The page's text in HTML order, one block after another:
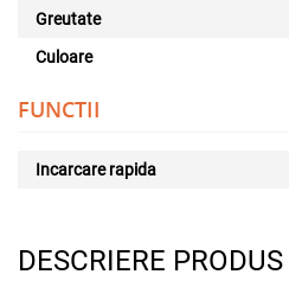
Greutate
Culoare
FUNCTII
Incarcare rapida
DESCRIERE PRODUS